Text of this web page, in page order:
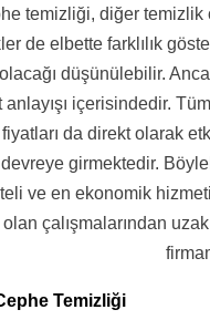
temizliği, diğer temizlik
de elbette farklılık
düşünülebilir.
anlayışı içerisindedir.
fiyatları da direkt olarak
girmektedir.
ve en ekonomik
çalışmalarından
Temizliği